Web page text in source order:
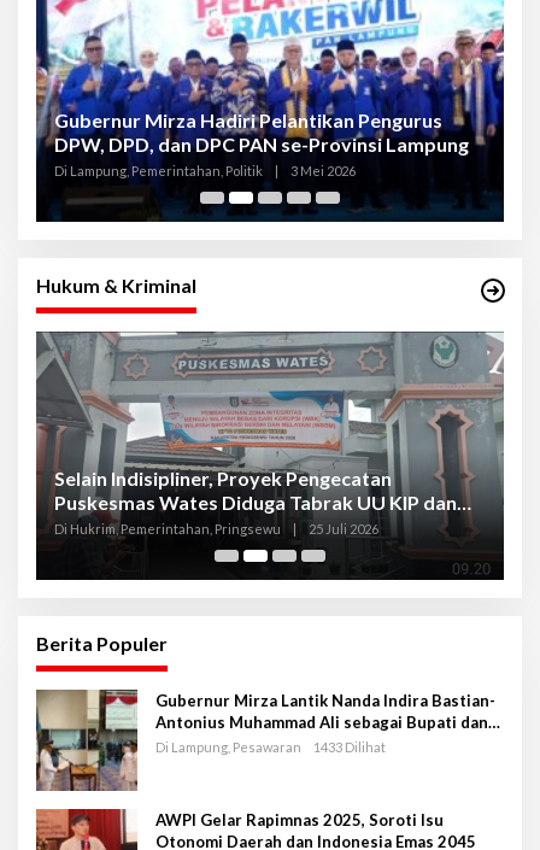
Gubernur Mirza Hadiri Pelantikan Pengurus
DPW, DPD, dan DPC PAN se-Provinsi Lampung
Di Lampung, Pemerintahan, Politik | 3 Mei 2026
Hukum & Kriminal
Selain Indisipliner, Proyek Pengecatan
Puskesmas Wates Diduga Tabrak UU KIP dan
Libatkan Oknum Kadis
Di Hukrim, Pemerintahan, Pringsewu 25 Juli 2026
Berita Populer
Gubernur Mirza Lantik Nanda Indira Bastian-
Antonius Muhammad Ali sebagai Bupati dan
Wakil Bupati Pesawaran Periode 2025-2030
Di Lampung, Pesawaran 1433 Dilihat
AWPI Gelar Rapimnas 2025, Soroti Isu
Otonomi Daerah dan Indonesia Emas 2045